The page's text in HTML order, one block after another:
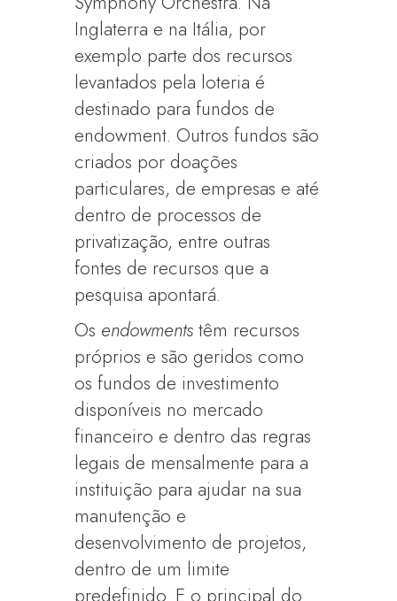
Inglaterra e na Itália, por
exemplo parte dos recursos
levantados pela loteria é
destinado para fundos de
endowment. Outros fundos são
criados por doações
particulares, de empresas e até
dentro de processos de
privatização, entre outras
fontes de recursos que a
pesquisa apontará.
Os endowments têm recursos
próprios e são geridos como
os fundos de investimento
disponíveis no mercado
financeiro e dentro das regras
legais de mensalmente para a
instituição para ajudar na sua
manutenção e
desenvolvimento de projetos,
dentro de um limite